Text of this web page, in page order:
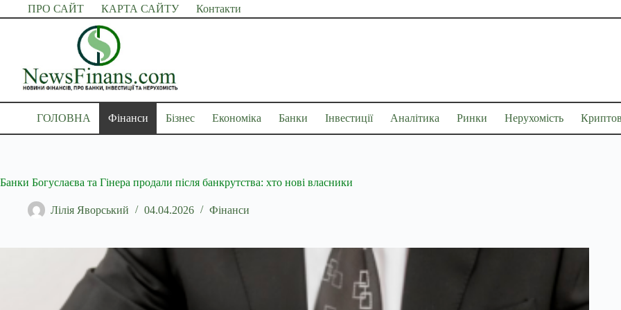
Перейти
до
ПРО САЙТ КАРТА САЙТУ Контакти
ГОЛОВНА Фінанси Бізнес Економіка Банки Інвестиції Аналітика Ринки Нерухомість
Банки Богуслаєва та Гінера продали після банкрутства: хто нові власники
Лілія Яворський 04.04.2026 Фінанси